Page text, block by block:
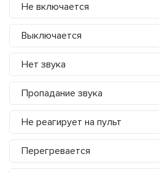
Не включается
Выключается
Нет звука
Пропадание звука
Не реагирует на пульт
Перегревается